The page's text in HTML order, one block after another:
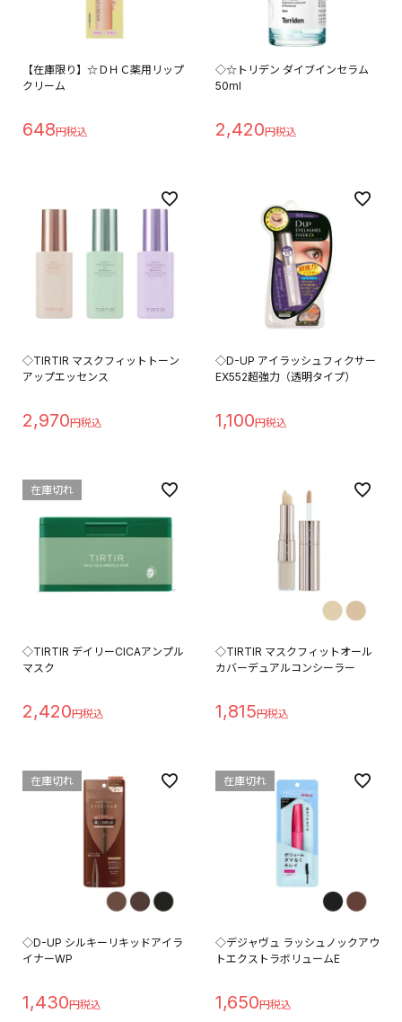
【在庫限り】☆ＤＨＣ薬用リップ
クリーム
648
◇☆トリデン ダイブインセラム
50ml
2,420
◇TIRTIR マスクフィットトーン
アップエッセンス
2,970
◇D-UP アイラッシュフィクサー
EX552超強力（透明タイプ）
1,100
◇TIRTIR デイリーCICAアンプル
マスク
2,420
在庫切れ
◇TIRTIR マスクフィットオール
カバーデュアルコンシーラー
1,815
◇D-UP シルキーリキッドアイラ
イナーWP
1,430
在庫切れ
◇デジャヴュ ラッシュノックアウ
トエクストラボリュームE
1,650
在庫切れ